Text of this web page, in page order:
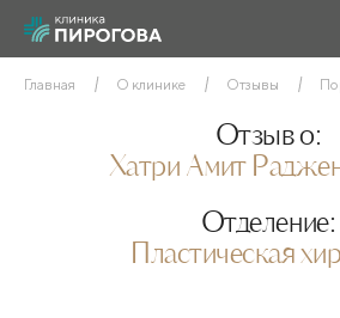
Главная О клинике Отзывы
Отзыв о:
Хатри Амит
Отделение:
Пластическая